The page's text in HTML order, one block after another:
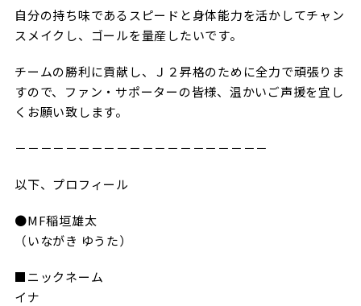
その他
スタジアムマップ
スタジアム観戦ガイド
観戦マナー＆ルール
ビジターサポーターの皆様へ
車イスでの観戦
試合運営管理規程
ＦＣ町田ゼルビアをサポート
ボランティア
三輪緑山ベースご利用案内
ユニフォーム
ゼルビアアシスト募集
ゼルビアアシスト協賛企業一覧
ゼルナビ
ゼル塾
ＦＣ町田ゼルビアスポーツクラブ
ＦＣ町田ゼルビアアカデミー
パートナー
パートナートップ
パートナー企業一覧
FOLLOW
自分の持ち味であるスピードと身体能力を活かしてチャン
スメイクし、ゴールを量産したいです。
チームの勝利に貢献し、Ｊ２昇格のために全力で頑張りま
すので、ファン・サポーターの皆様、温かいご声援を宜し
くお願い致します。
－－－－－－－－－－－－－－－－－－－－
以下、プロフィール
●MF稲垣雄太
（いながき ゆうた）
■ニックネーム
イナ